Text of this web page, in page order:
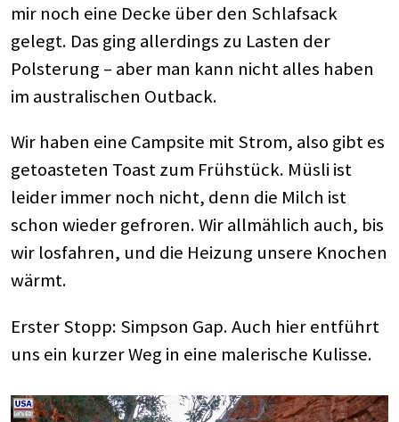
mir noch eine Decke über den Schlafsack
gelegt. Das ging allerdings zu Lasten der
Polsterung – aber man kann nicht alles haben
im australischen Outback.
Wir haben eine Campsite mit Strom, also gibt es
getoasteten Toast zum Frühstück. Müsli ist
leider immer noch nicht, denn die Milch ist
schon wieder gefroren. Wir allmählich auch, bis
wir losfahren, und die Heizung unsere Knochen
wärmt.
Erster Stopp: Simpson Gap. Auch hier entführt
uns ein kurzer Weg in eine malerische Kulisse.